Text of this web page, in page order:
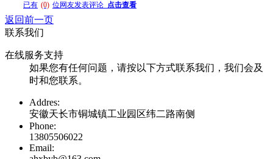
已有 (0) 位网友发表评论 点击查看
返回前一页
联系我们
在线服务支持
如果您有任何问题，请按以下方式联系我们，我们会及
时和您联系。
Addres:
安徽天长市铜城镇工业园区纬二路南侧
Phone:
13805506022
Email: